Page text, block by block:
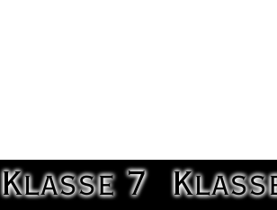
Klasse 7